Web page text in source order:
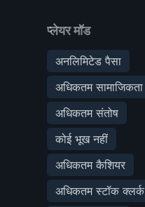
प्लेयर मॉड
अनलिमिटेड पैसा
अधिकतम सामाजिकता
अधिकतम संतोष
कोई भूख नहीं
अधिकतम कैशियर
अधिकतम स्टॉक क्लर्क